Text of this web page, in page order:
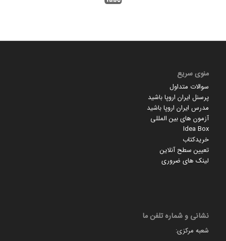
منوی سریع
سوالات متداول
پرسنل ایران اروپا باشید
مدرس ایران اروپا باشید
آزمون های بین المللی
Idea Box
خریدکتاب
تعیین سطح آنلاین
لینک های ضروری
نشانی و شماره تلفن ما
شعبه مرکزی: